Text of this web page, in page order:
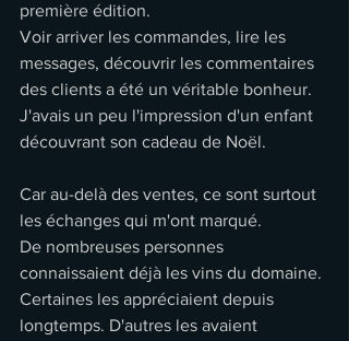
première édition.
Voir arriver les commandes, lire les
messages, découvrir les commentaires
des clients a été un véritable bonheur.
J'avais un peu l'impression d'un enfant
découvrant son cadeau de Noël.
Car au-delà des ventes, ce sont surtout
les échanges qui m'ont marqué.
De nombreuses personnes
connaissaient déjà les vins du domaine.
Certaines les appréciaient depuis
longtemps. D'autres les avaient